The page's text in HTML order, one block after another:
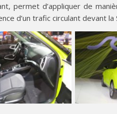
permet d’appliquer de
d’un trafic circulant devant la